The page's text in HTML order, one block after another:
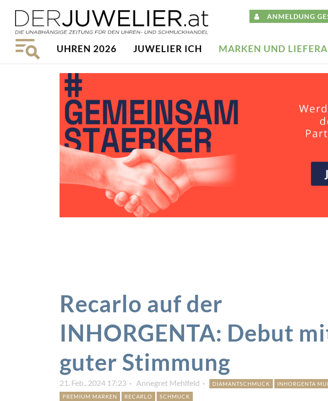
ANMELDUNG
UHREN 2026 JUWELIER ICH MARKEN UND
Recarlo auf der
INHORGENTA: Debut
guter Stimmung
21. Feb.. 2024 17:23 Annegret Mehlfeld DIAMANTSCHMUCK INHORGENTA
PREMIUM MARKEN
RECARLO SCHMUCK